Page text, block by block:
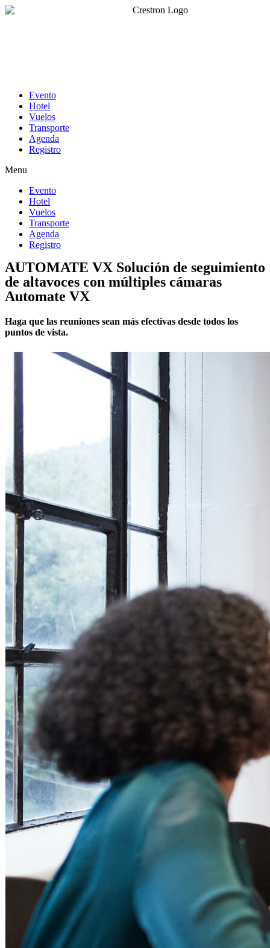
Evento
Hotel
Vuelos
Transporte
Agenda
Registro
Menu
Evento
Hotel
Vuelos
Transporte
Agenda
Registro
AUTOMATE VX Solución de seguimiento
de altavoces con múltiples cámaras
Automate VX
Haga que las reuniones sean más efectivas desde todos los
puntos de vista.